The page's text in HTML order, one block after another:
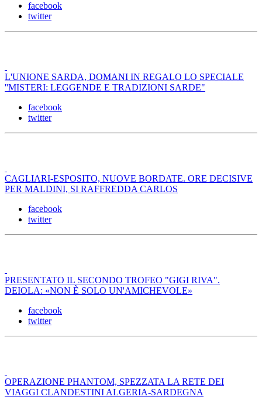
facebook
twitter
L'UNIONE SARDA, DOMANI IN REGALO LO SPECIALE
''MISTERI: LEGGENDE E TRADIZIONI SARDE"
facebook
twitter
CAGLIARI-ESPOSITO, NUOVE BORDATE. ORE DECISIVE
PER MALDINI, SI RAFFREDDA CARLOS
facebook
twitter
PRESENTATO IL SECONDO TROFEO "GIGI RIVA".
DEIOLA: «NON È SOLO UN'AMICHEVOLE»
facebook
twitter
OPERAZIONE PHANTOM, SPEZZATA LA RETE DEI
VIAGGI CLANDESTINI ALGERIA-SARDEGNA